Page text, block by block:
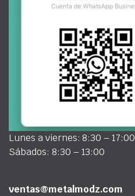
Lunes a viernes: 8:30 – 17:00
Sábados: 8:30 – 13:00
ventas@metalmodz.com